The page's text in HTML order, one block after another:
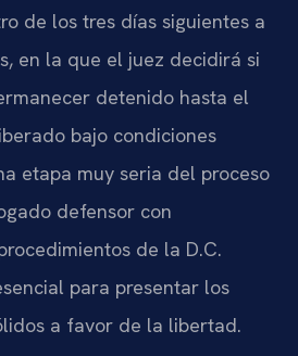
de los tres días siguientes a
en la que el juez decidirá si
detenido hasta el
bajo condiciones
etapa muy seria del proceso
defensor con
de la D.C.
para presentar los
a favor de la libertad.